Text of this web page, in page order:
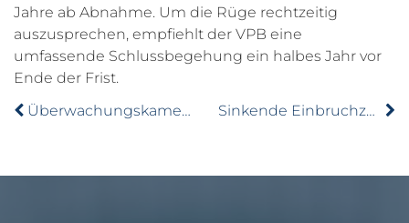
Jahre ab Abnahme. Um die Rüge rechtzeitig
auszusprechen, empfiehlt der VPB eine
umfassende Schlussbegehung ein halbes Jahr vor
Ende der Frist.
Überwachungskamera: Nachbar darf nicht gefilmt werden
Sinkende Einbruchzahlen – trotzdem in Sicherheit investieren